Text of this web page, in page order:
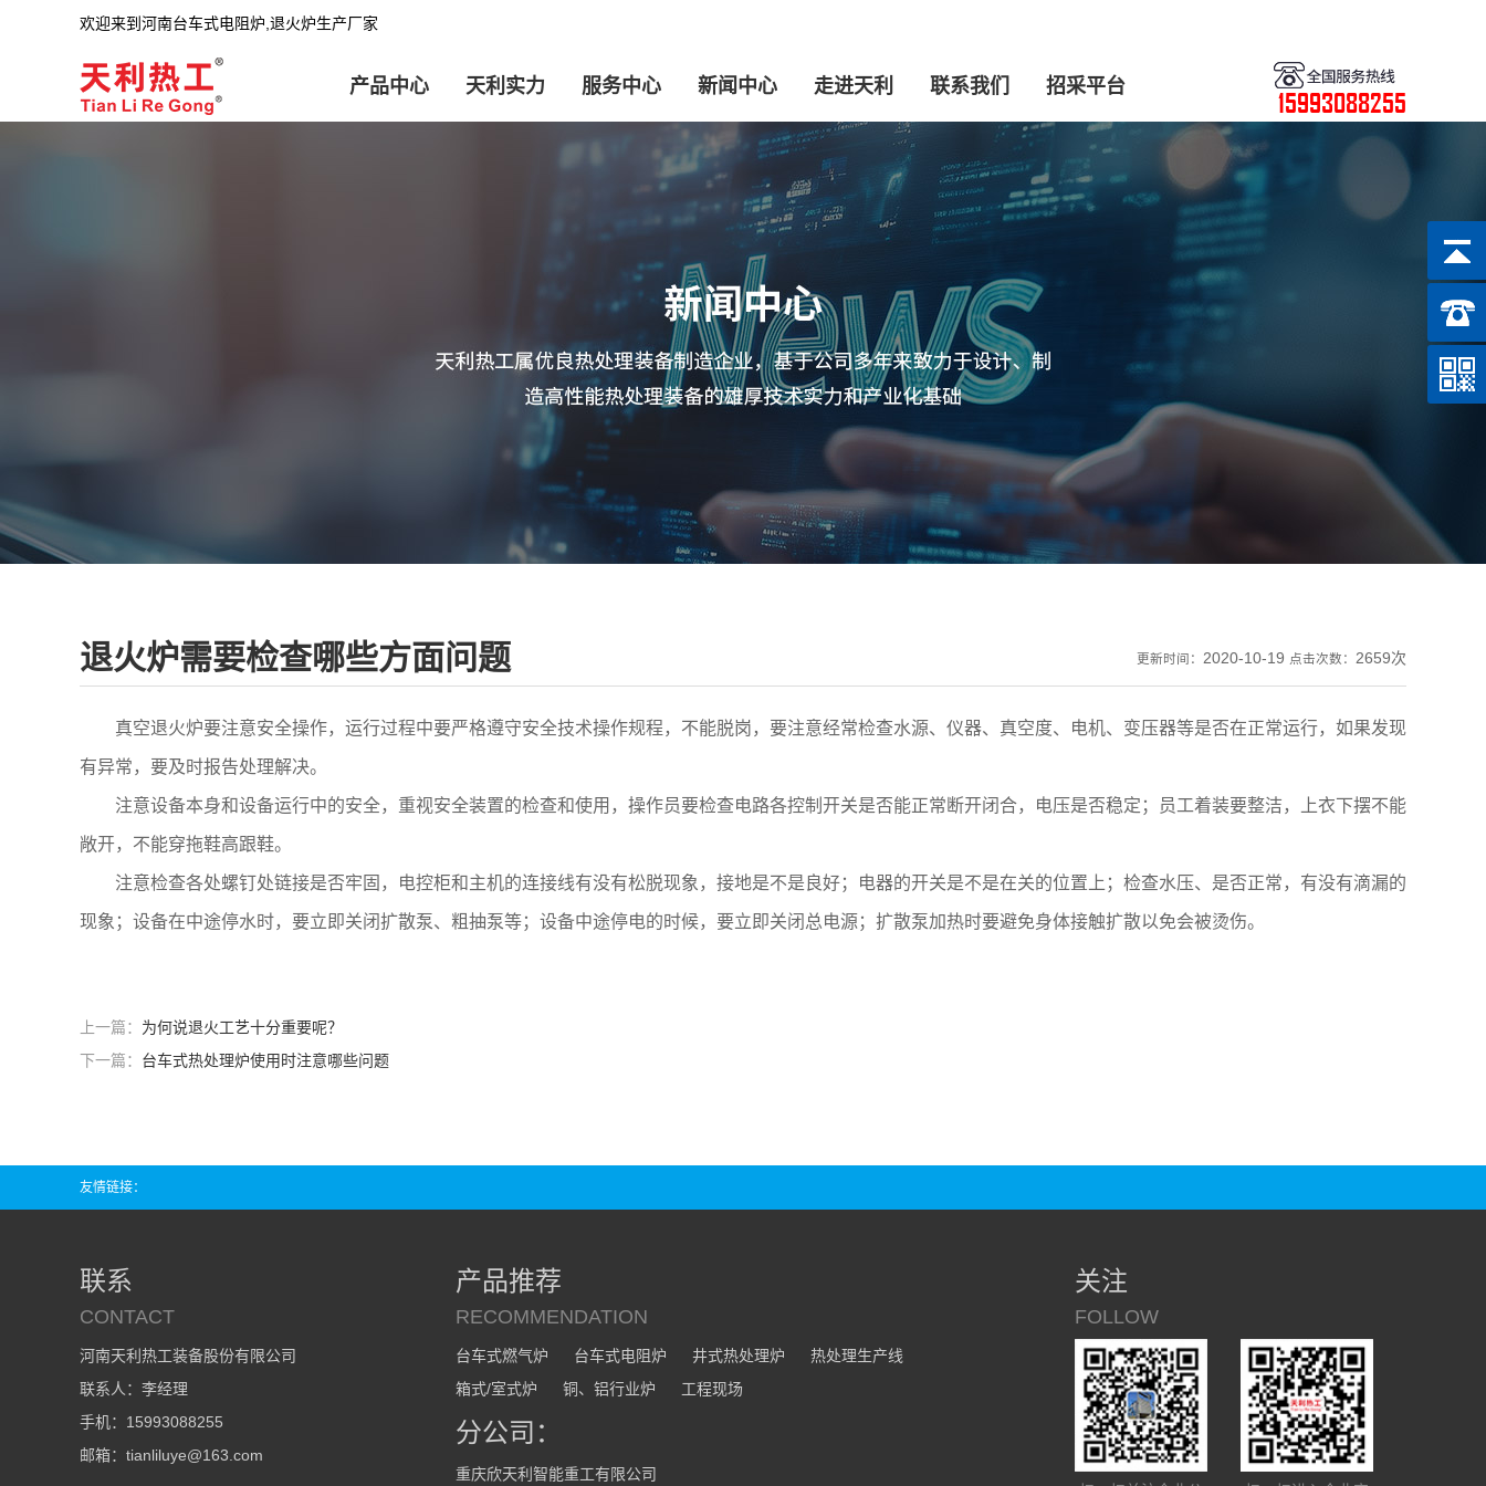
欢迎来到河南台车式电阻炉,退火炉生产厂家
产品中心 天利实力 服务中心 新闻中心 走进天利 联系我们 招采平台 15993088255
退火炉需要检查哪些方面问题 更新时间： 2020-10-19 点击次数： 2659次
真空退火炉要注意安全操作，运行过程中要严格遵守安全技术操作规程，不能脱岗，要注意经常检查水源、仪器、真空度、电机、变压器等是否在正常运行，如果发现
有异常，要及时报告处理解决。
注意设备本身和设备运行中的安全，重视安全装置的检查和使用，操作员要检查电路各控制开关是否能正常断开闭合，电压是否稳定；员工着装要整洁，上衣下摆不能
敞开，不能穿拖鞋高跟鞋。
注意检查各处螺钉处链接是否牢固，电控柜和主机的连接线有没有松脱现象，接地是不是良好；电器的开关是不是在关的位置上；检查水压、是否正常，有没有滴漏的
现象；设备在中途停水时，要立即关闭扩散泵、粗抽泵等；设备中途停电的时候，要立即关闭总电源；扩散泵加热时要避免身体接触扩散以免会被烫伤。
上一篇： 为何说退火工艺十分重要呢？
下一篇： 台车式热处理炉使用时注意哪些问题
友情链接：
联系
CONTACT
河南天利热工装备股份有限公司
联系人：李经理
手机：15993088255
邮箱：tianliluye@163.com
产品推荐
RECOMMENDATION
台车式燃气炉 台车式电阻炉 井式热处理炉
热处理生产线
箱式/室式炉
铜、铝行业炉 工程现场
分公司：
重庆欣天利智能重工有限公司
关注
FOLLOW